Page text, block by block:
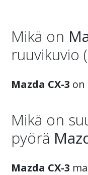
Mikä on
ruuvikuvio (
Mazda CX-3 on
Mikä on
pyörä
Mazda CX-3